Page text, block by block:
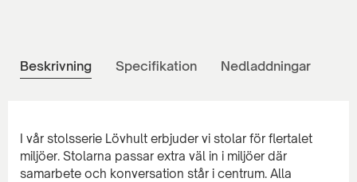
Beskrivning Specifikation Nedladdningar
I vår stolsserie Lövhult erbjuder vi stolar för flertalet
miljöer. Stolarna passar extra väl in i miljöer där
samarbete och konversation står i centrum. Alla